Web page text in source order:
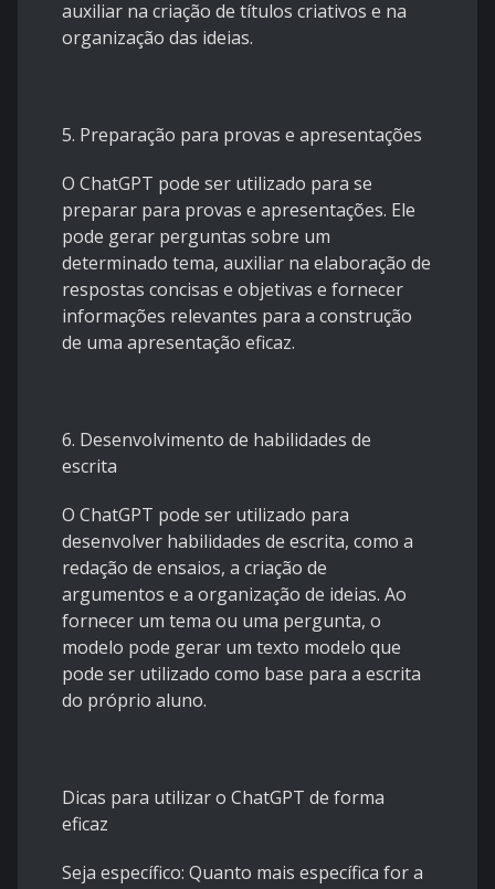
auxiliar na criação de títulos criativos e na
organização das ideias.
5. Preparação para provas e apresentações
O ChatGPT pode ser utilizado para se
preparar para provas e apresentações. Ele
pode gerar perguntas sobre um
determinado tema, auxiliar na elaboração de
respostas concisas e objetivas e fornecer
informações relevantes para a construção
de uma apresentação eficaz.
6. Desenvolvimento de habilidades de
escrita
O ChatGPT pode ser utilizado para
desenvolver habilidades de escrita, como a
redação de ensaios, a criação de
argumentos e a organização de ideias. Ao
fornecer um tema ou uma pergunta, o
modelo pode gerar um texto modelo que
pode ser utilizado como base para a escrita
do próprio aluno.
Dicas para utilizar o ChatGPT de forma
eficaz
Seja específico: Quanto mais específica for a